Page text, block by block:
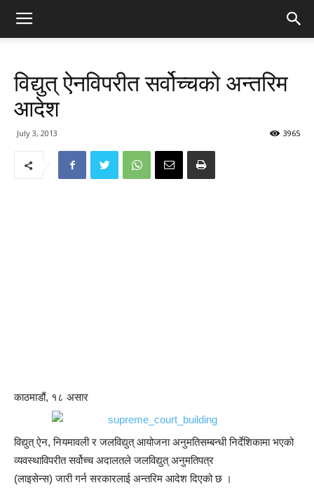
विद्युत् ऐनविपरीत सर्वोच्चको अन्तरिम
आदेश
July 3, 2013 3965
काठमाडौं, १८ असार
विद्युत् ऐन, नियमावली र जलविद्युत् आयोजना अनुमतिसम्बन्धी निर्देशिकामा भएको
व्यवस्थाविपरीत सर्वोच्च अदालतले जलविद्युत् अनुमतिपत्र
(लाइसेन्स) जारी गर्न सरकारलाई अन्तरिम आदेश दिएको छ ।